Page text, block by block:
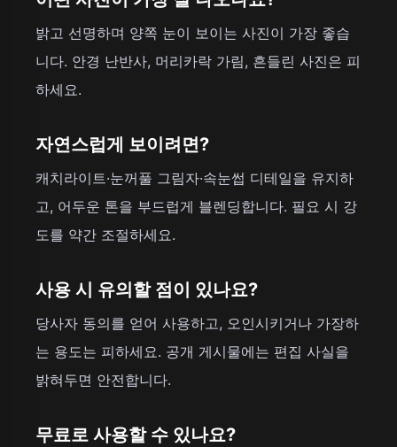
밝고 선명하며 양쪽 눈이 보이는 사진이 가장 좋습
니다. 안경 난반사, 머리카락 가림, 흔들린 사진은 피
하세요.
자연스럽게 보이려면?
캐치라이트·눈꺼풀 그림자·속눈썹 디테일을 유지하
고, 어두운 톤을 부드럽게 블렌딩합니다. 필요 시 강
도를 약간 조절하세요.
사용 시 유의할 점이 있나요?
당사자 동의를 얻어 사용하고, 오인시키거나 가장하
는 용도는 피하세요. 공개 게시물에는 편집 사실을
밝혀두면 안전합니다.
무료로 사용할 수 있나요?